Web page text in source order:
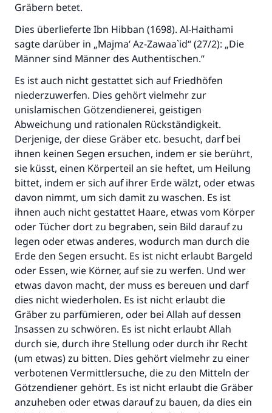
Gräbern betet.
Dies überlieferte Ibn Hibban (1698). Al-Haithami
sagte darüber in „Majma‘ Az-Zawaa`id“ (27/2): „Die
Männer sind Männer des Authentischen.“
Es ist auch nicht gestattet sich auf Friedhöfen
niederzuwerfen. Dies gehört vielmehr zur
unislamischen Götzendienerei, geistigen
Abweichung und rationalen Rückständigkeit.
Derjenige, der diese Gräber etc. besucht, darf bei
ihnen keinen Segen ersuchen, indem er sie berührt,
sie küsst, einen Körperteil an sie heftet, um Heilung
bittet, indem er sich auf ihrer Erde wälzt, oder etwas
davon nimmt, um sich damit zu waschen. Es ist
ihnen auch nicht gestattet Haare, etwas vom Körper
oder Tücher dort zu begraben, sein Bild darauf zu
legen oder etwas anderes, wodurch man durch die
Erde den Segen ersucht. Es ist nicht erlaubt Bargeld
oder Essen, wie Körner, auf sie zu werfen. Und wer
etwas davon macht, der muss es bereuen und darf
dies nicht wiederholen. Es ist nicht erlaubt die
Gräber zu parfümieren, oder bei Allah auf dessen
Insassen zu schwören. Es ist nicht erlaubt Allah
durch sie, durch ihre Stellung oder durch ihr Recht
(um etwas) zu bitten. Dies gehört vielmehr zu einer
verbotenen Vermittlersuche, die zu den Mitteln der
Götzendiener gehört. Es ist nicht erlaubt die Gräber
anzuheben oder etwas darauf zu bauen, da dies ein